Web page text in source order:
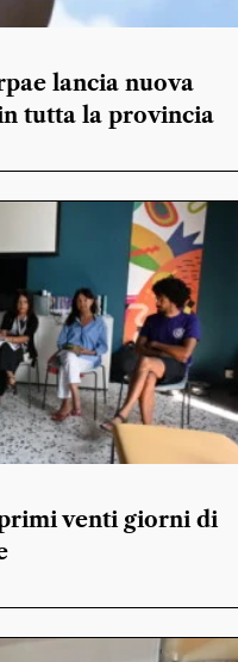
lancia nuova
tutta la provincia
venti giorni di